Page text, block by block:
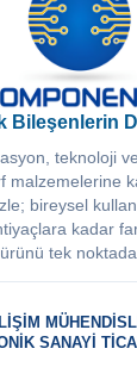
Bileşenlerin
teknoloji
malzemelerine
bireysel
kadar
tek
SANAYİ